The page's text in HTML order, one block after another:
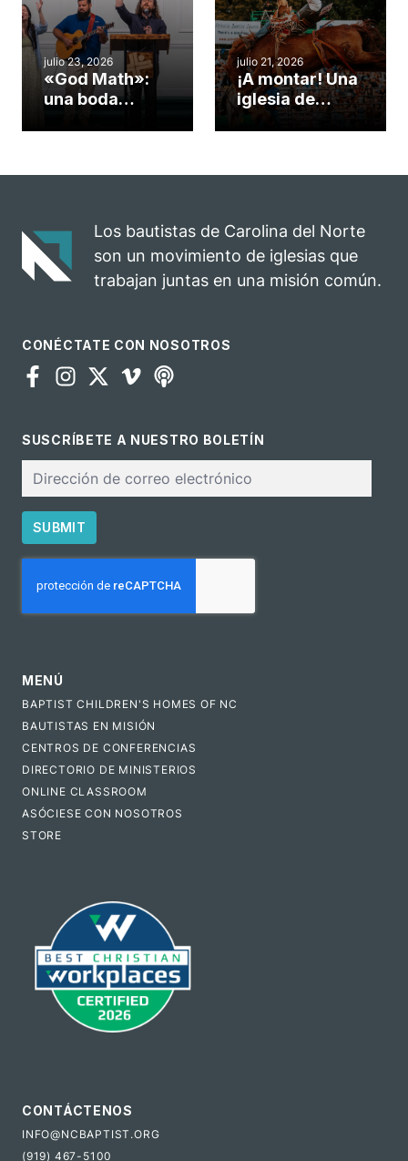
insólito campo
misionero te
cuento
Semana
ServeNC
julio 23, 2026
«God Math»:
una boda
celebra el
julio 21, 2026
¡A montar! Una
iglesia de
rodeo anual en
para el
ministerio
Los bautistas de Carolina del Norte
son un movimiento de iglesias que
trabajan juntas en una misión común.
CONÉCTATE CON NOSOTROS
SUSCRÍBETE A NUESTRO BOLETÍN
electrónico
SUBMIT
MENÚ
BAPTIST CHILDREN'S HOMES OF NC
BAUTISTAS EN MISIÓN
CENTROS DE CONFERENCIAS
DIRECTORIO DE MINISTERIOS
ONLINE CLASSROOM
ASÓCIESE CON NOSOTROS
STORE
CONTÁCTENOS
INFO@NCBAPTIST.ORG
(919) 467-5100